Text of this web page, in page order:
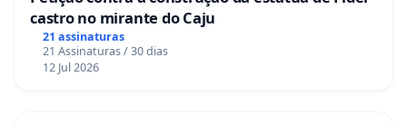
castro no mirante do Caju
21 assinaturas
21 Assinaturas / 30 dias
12 Jul 2026